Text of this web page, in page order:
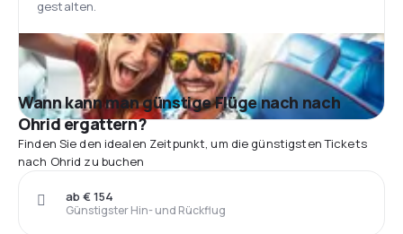
gestalten.
Wann kann man günstige Flüge nach nach
Ohrid ergattern?
Finden Sie den idealen Zeitpunkt, um die günstigsten Tickets
nach Ohrid zu buchen
Günstigster Hin- und Rückflug
ab € 154